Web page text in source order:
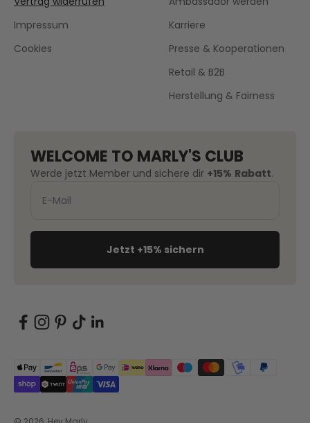
Impressum
Cookies
Karriere
Presse & Kooperationen
Retail & B2B
Herstellung & Fairness
WELCOME TO MARLY'S CLUB
Werde jetzt Member und sichere dir +15% Rabatt.
Jetzt +15% sichern